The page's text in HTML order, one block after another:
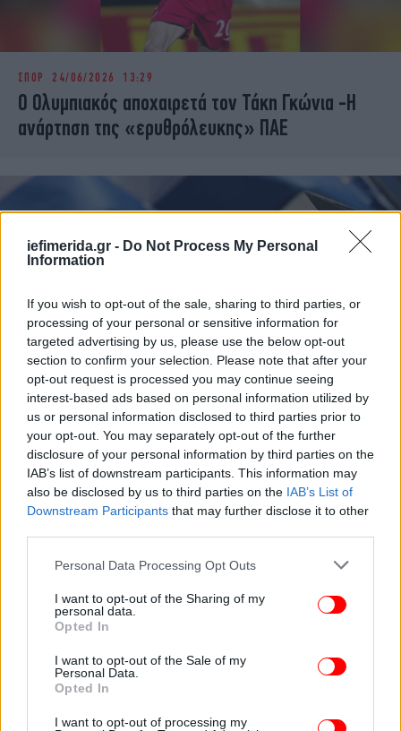
iefimerida.gr - Do Not Process My Personal
Information
If you wish to opt-out of the sale, sharing to third parties, or
processing of your personal or sensitive information for
targeted advertising by us, please use the below opt-out
section to confirm your selection. Please note that after your
opt-out request is processed you may continue seeing
interest-based ads based on personal information utilized by
us or personal information disclosed to third parties prior to
your opt-out. You may separately opt-out of the further
disclosure of your personal information by third parties on the
IAB’s list of downstream participants. This information may
also be disclosed by us to third parties on the IAB’s List of
Downstream Participants that may further disclose it to other
Please note that this website/app uses one or more Google
not limited to your visit or usage behaviour. You may click to
grant or deny consent to Google and its third-party tags to
use your data for below specified purposes in below Google
consent section.
Personal Data Processing Opt Outs
I want to opt-out of the Sharing of my
personal data.
Opted In
I want to opt-out of the Sale of my
Personal Data.
Opted In
I want to opt-out of processing my
ΣΠΟΡ 24/06/2026 13:29
Ο Ολυμπιακός αποχαιρετά τον Τάκη Γκώνια -Η
ανάρτηση της «ερυθρόλευκης» ΠΑΕ
ΠΟΛΙΤΙΚΗ 05/06/2026 22:41
Η ΝΔ αποχαιρετά τον Γιώργο Σουφλιά:
Χαρακτηρίστηκε από ήθος και αξιοπρέπεια
-Κέρδισε τον σεβασμό όλου του πολιτικού
κόσμου